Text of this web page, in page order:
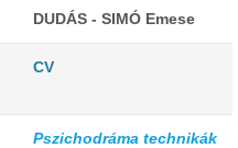
DUDÁS - SIMÓ Emese
CV
Pszichodráma technikák